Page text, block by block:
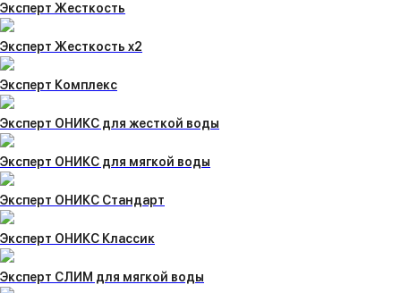
Эксперт Жесткость
Эксперт Жесткость x2
Эксперт Комплекс
Эксперт ОНИКС для жесткой воды
Эксперт ОНИКС для мягкой воды
Эксперт ОНИКС Стандарт
Эксперт ОНИКС Классик
Эксперт СЛИМ для мягкой воды